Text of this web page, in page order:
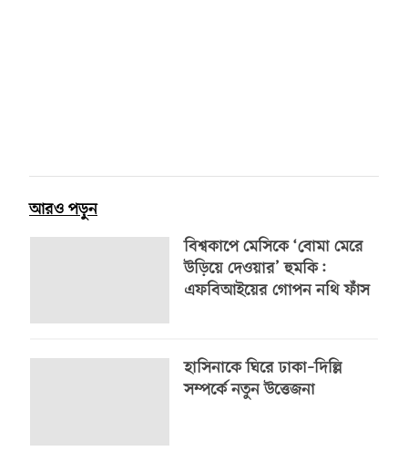
আরও পড়ুন
বিশ্বকাপে মেসিকে ‘বোমা মেরে
উড়িয়ে দেওয়ার’ হুমকি:
এফবিআইয়ের গোপন নথি ফাঁস
হাসিনাকে ঘিরে ঢাকা–দিল্লি
সম্পর্কে নতুন উত্তেজনা